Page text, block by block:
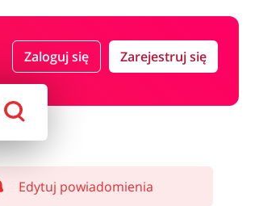
Zaloguj się Zarejestruj się
Edytuj powiadomienia